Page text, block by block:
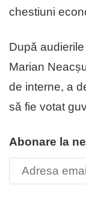
chestiuni
După
Marian
de interne, a
să fie votat
Abonare la